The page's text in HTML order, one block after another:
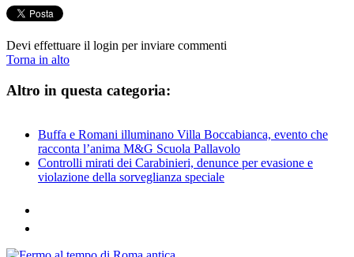
Devi effettuare il login per inviare commenti
Torna in alto
Altro in questa categoria:
Buffa e Romani illuminano Villa Boccabianca, evento che
racconta l’anima M&G Scuola Pallavolo
Controlli mirati dei Carabinieri, denunce per evasione e
violazione della sorveglianza speciale